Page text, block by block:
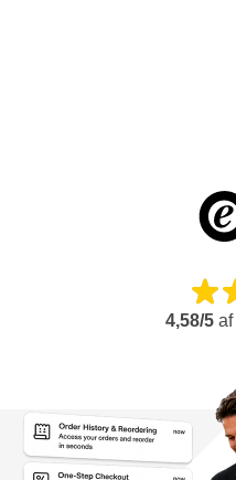
4,58/5af